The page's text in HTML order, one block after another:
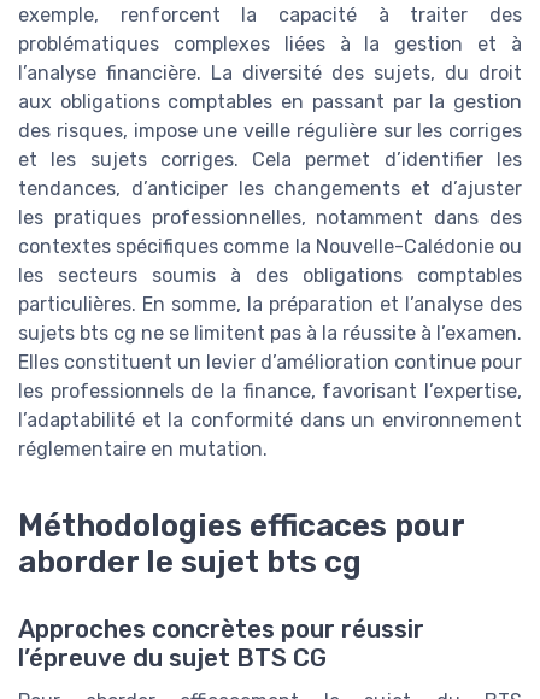
exemple, renforcent la capacité à traiter des
problématiques complexes liées à la gestion et à
l’analyse financière. La diversité des sujets, du droit
aux obligations comptables en passant par la gestion
des risques, impose une veille régulière sur les corriges
et les sujets corriges. Cela permet d’identifier les
tendances, d’anticiper les changements et d’ajuster
les pratiques professionnelles, notamment dans des
contextes spécifiques comme la Nouvelle-Calédonie ou
les secteurs soumis à des obligations comptables
particulières. En somme, la préparation et l’analyse des
sujets bts cg ne se limitent pas à la réussite à l’examen.
Elles constituent un levier d’amélioration continue pour
les professionnels de la finance, favorisant l’expertise,
l’adaptabilité et la conformité dans un environnement
réglementaire en mutation.
Méthodologies efficaces pour
aborder le sujet bts cg
Approches concrètes pour réussir
l’épreuve du sujet BTS CG